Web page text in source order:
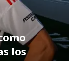
los